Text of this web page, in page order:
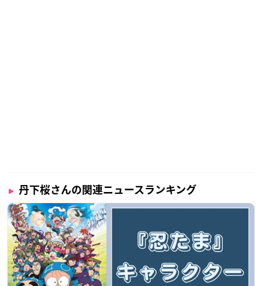
丹下桜さんの関連ニュースランキング